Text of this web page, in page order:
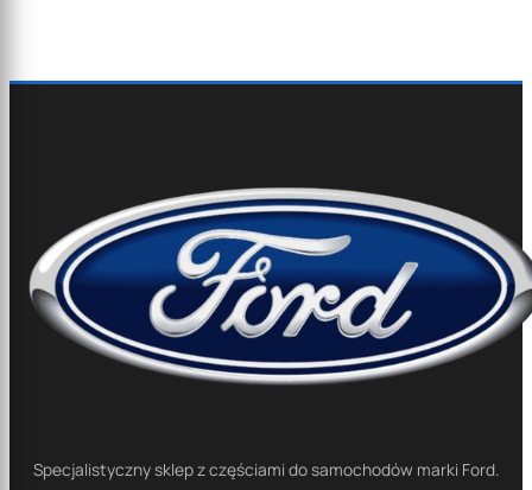
Specjalistyczny sklep z częściami do samochodów marki Ford.